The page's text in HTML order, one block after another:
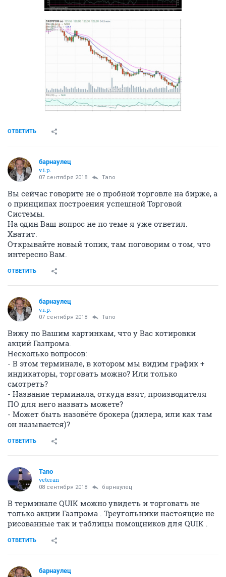
ОТВЕТИТЬ
барнаулец
v.i.p.
07 сентября 2018 Tano
Вы сейчас говорите не о пробной торговле на бирже, а
о принципах построения успешной Торговой
Системы.
На один Ваш вопрос не по теме я уже ответил.
Хватит.
Открывайте новый топик, там поговорим о том, что
интересно Вам.
ОТВЕТИТЬ
барнаулец
v.i.p.
07 сентября 2018 Tano
Вижу по Вашим картинкам, что у Вас котировки
акций Газпрома.
Несколько вопросов:
- В этом терминале, в котором мы видим график +
индикаторы, торговать можно? Или только
смотреть?
- Название терминала, откуда взят, производителя
ПО для него назвать можете?
- Может быть назовёте брокера (дилера, или как там
он называется)?
ОТВЕТИТЬ
Tano
veteran
08 сентября 2018 барнаулец
В терминале QUIK можно увидеть и торговать не
только акции Газпрома . Треугольники настоящие не
рисованные так и таблицы помощников для QUIK .
ОТВЕТИТЬ
барнаулец